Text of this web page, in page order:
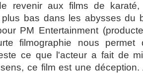
revenir aux films de
bas dans les abysses du
PM Entertainment
filmographie nous permet
ce que l'acteur a fait de
ce film est une